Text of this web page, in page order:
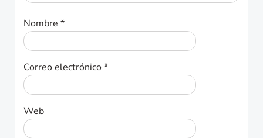
Nombre *
Correo electrónico*
Web